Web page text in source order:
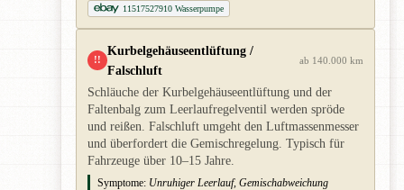
11517527910 Wasserpumpe
!!
Kurbelgehäuseentlüftung /
Falschluft
ab 140.000 km
Schläuche der Kurbelgehäuseentlüftung und der
Faltenbalg zum Leerlaufregelventil werden spröde
und reißen. Falschluft umgeht den Luftmassenmesser
und überfordert die Gemischregelung. Typisch für
Fahrzeuge über 10–15 Jahre.
Symptome: Unruhiger Leerlauf, Gemischabweichung